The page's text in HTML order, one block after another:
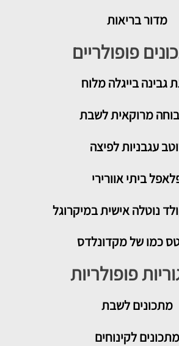
מדור בריאות
פופולריים
גבינה בייגלה מלוח
מרוקאית לשבת
עגבניות לפיצה
ביתי אוורירי
נוטלה אישית במיקרוגל
כמו של מקדונלדס
פופולריות
מתכוניםלשבת
מתכונים לקינוחים